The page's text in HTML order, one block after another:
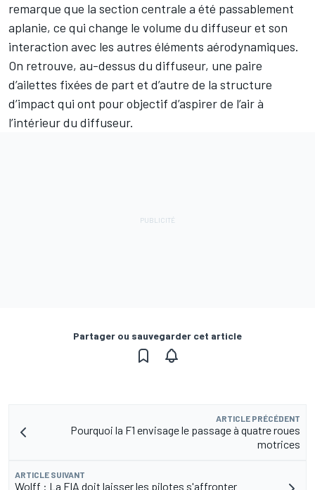
remarque que la section centrale a été passablement
aplanie, ce qui change le volume du diffuseur et son
interaction avec les autres éléments aérodynamiques.
On retrouve, au-dessus du diffuseur, une paire
d’ailettes fixées de part et d’autre de la structure
d’impact qui ont pour objectif d’aspirer de l’air à
l’intérieur du diffuseur.
Partager ou sauvegarder cet article
ARTICLE PRÉCÉDENT
Pourquoi la F1 envisage le passage à quatre roues
motrices
ARTICLE SUIVANT
Wolff : La FIA doit laisser les pilotes s'affronter